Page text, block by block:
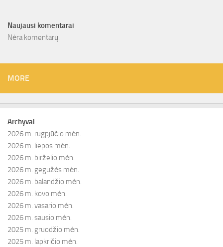
Naujausi komentarai
Nėra komentarų.
MORE
Archyvai
2026 m. rugpjūčio mėn.
2026 m. liepos mėn.
2026 m. birželio mėn.
2026 m. gegužės mėn.
2026 m. balandžio mėn.
2026 m. kovo mėn.
2026 m. vasario mėn.
2026 m. sausio mėn.
2025 m. gruodžio mėn.
2025 m. lapkričio mėn.